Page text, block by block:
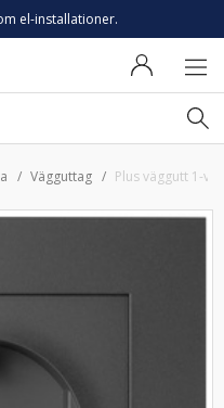
el-installationer.
Vägguttag Plus väggutt 1-v